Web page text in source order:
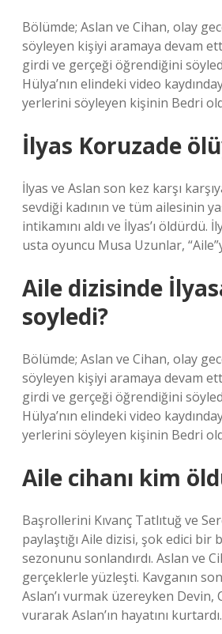
Bölümde; Aslan ve Cihan, olay
söyleyen kişiyi aramaya devam
girdi ve gerçeği öğrendiğini
Hülya’nın elindeki video
yerlerini söyleyen kişinin Bedri
İlyas Koruzade
İlyas ve Aslan son kez karşı
sevdiği kadının ve tüm ailesinin
intikamını aldı ve İlyas’ı öldürdü.
usta oyuncu Musa Uzunlar,
Aile dizisinde
soyledi?
Bölümde; Aslan ve Cihan, olay
söyleyen kişiyi aramaya devam
girdi ve gerçeği öğrendiğini
Hülya’nın elindeki video
yerlerini söyleyen kişinin Bedri
Aile cihanı kim
Başrollerini Kıvanç Tatlıtuğ ve
paylaştığı Aile dizisi, şok edici bir
sezonunu sonlandırdı. Aslan ve
gerçeklerle yüzleşti. Kavganın
Aslan’ı vurmak üzereyken Devin,
vurarak Aslan’ın hayatını kurtardı.